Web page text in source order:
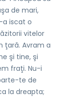
de mari,
a iscat o
vitelor
ţară. Avram a
şi tine, şi
fraţi. Nu-i
te de
la dreapta;